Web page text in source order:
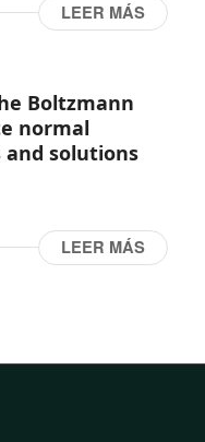
LEER MÁS
Boltzmann
normal
solutions
LEER MÁS